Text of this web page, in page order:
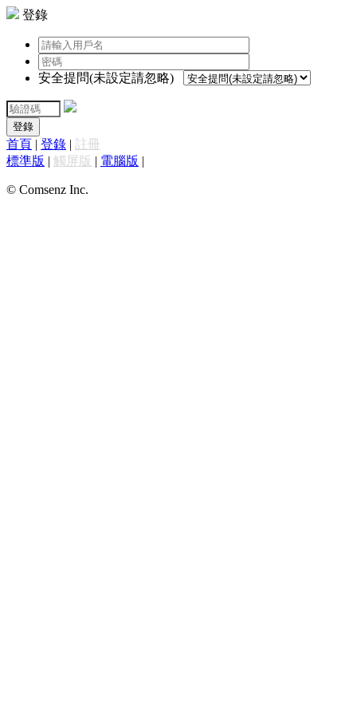
登錄
安全提問(未設定請忽略)
登錄
首頁 | 登錄 | 註冊
標準版 | 觸屏版 | 電腦版 |
© Comsenz Inc.